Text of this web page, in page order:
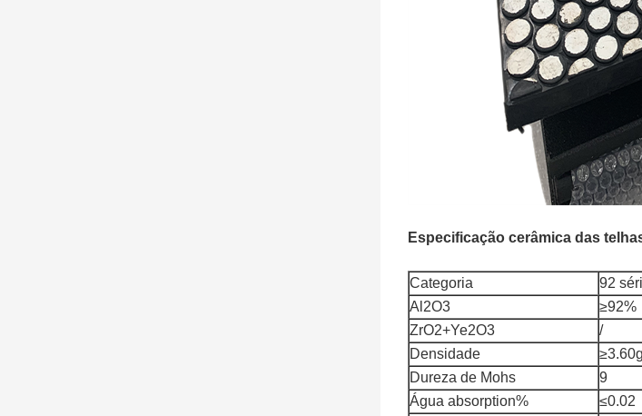
Especificação cerâmica das
Categoria 92
Al2O3
≥92%
ZrO2+Ye2O3
/
Densidade
Dureza de Mohs
9
Água absorption%
≤0.02